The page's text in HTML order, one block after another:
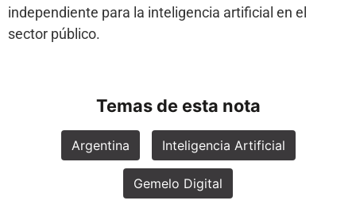
independiente para la inteligencia artificial en el
sector público.
Temas de esta nota
Argentina Inteligencia Artificial
Gemelo Digital